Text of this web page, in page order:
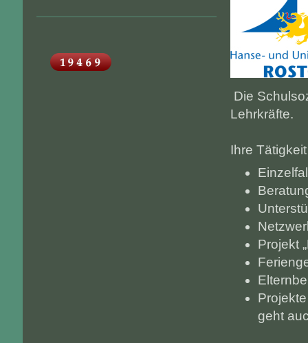
Die
Lehrkräfte.
Ihre
Projekt
geht